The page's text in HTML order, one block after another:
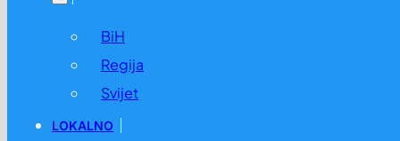
BiH
Regija
Svijet
LOKALNO